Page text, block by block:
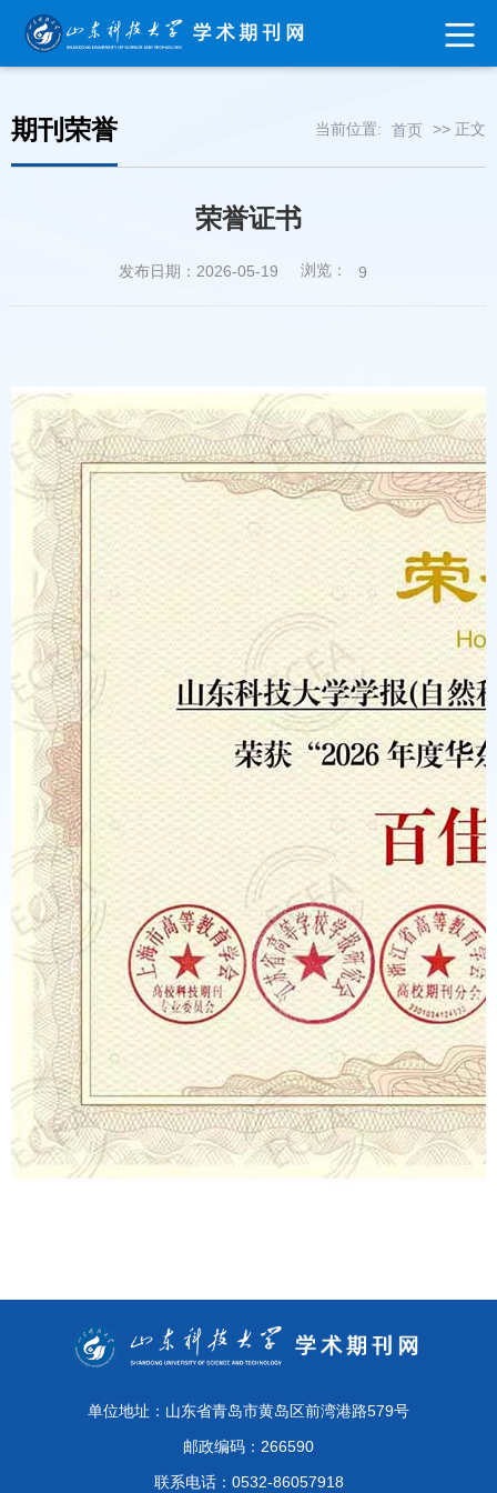
期刊荣誉 当前位置: 首页 >> 正文
荣誉证书
发布日期：2026-05-19 浏览： 9
单位地址：山东省青岛市黄岛区前湾港路579号
邮政编码：266590
联系电话：0532-86057918